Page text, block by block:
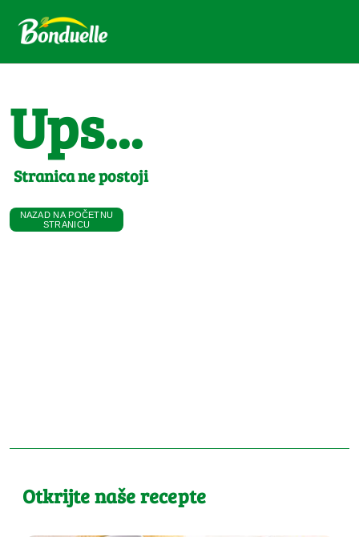
Ups...
Stranica ne postoji
NAZAD NA POČETNU
STRANICU
Otkrijte naše recepte